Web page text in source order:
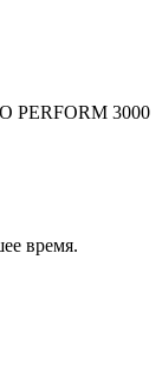
PERFORM 3000
время.